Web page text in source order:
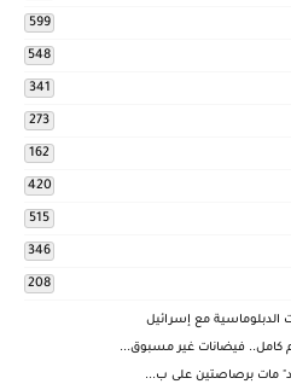
599
548
341
273
162
420
515
346
208
الدبلوماسية مع إسرائيل
كامل.. فيضانات غير مسبوق...